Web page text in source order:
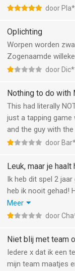
door
Oplichting
Worpen worden
Zogenaamde
door
Nothing to do with
This had literally
just a tapping
and the guy with
door
Leuk, maar je haalt
Ik heb dit spel 2
heb ik nooit gehad!
zodat ik het
gehaald maar er
Meer
door
Niet blij met team
Iedere x dat ik een
mijn team maatjes